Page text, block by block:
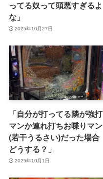
ってる奴って頭悪すぎるよ
な」
2025年10月27日
「自分が打ってる隣が強打
マンか連れ打ちお喋りマン
(若干うるさい)だった場合
どうする？」
2025年10月1日